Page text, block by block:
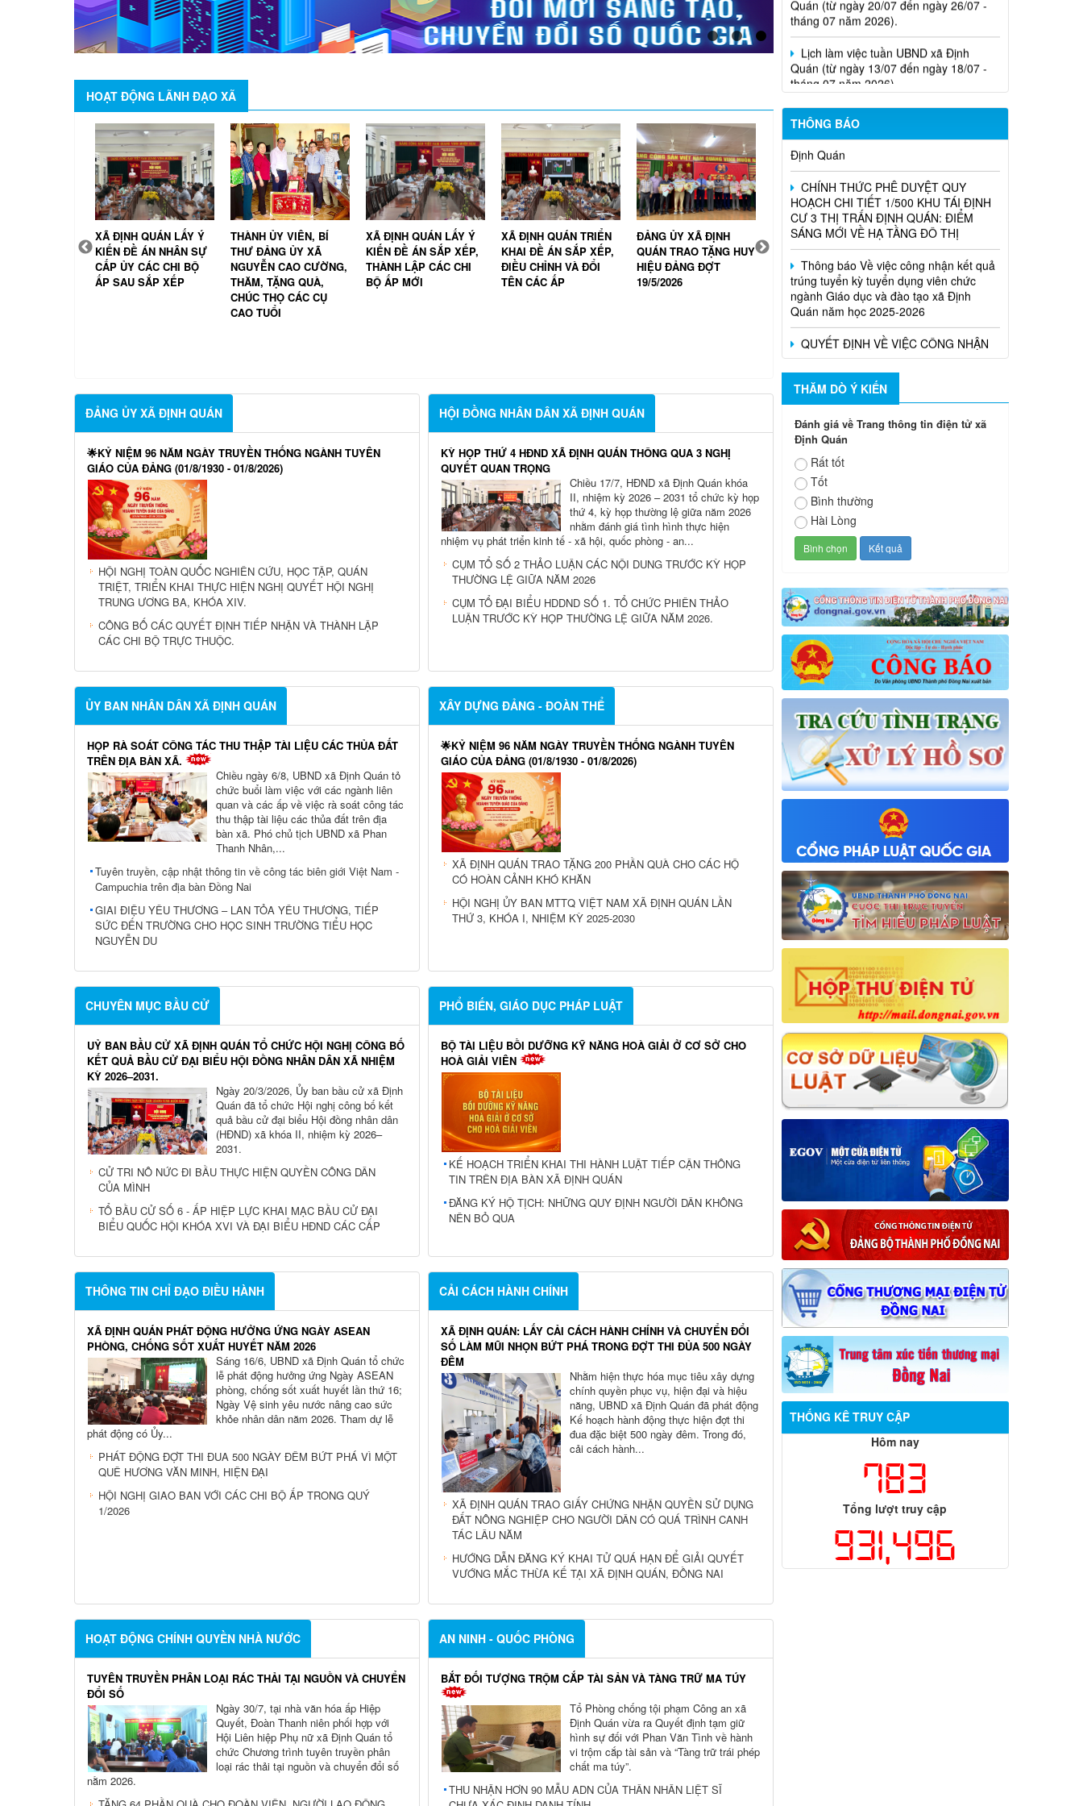
HOẠT ĐỘNG LÃNH ĐẠO XÃ
XÃ ĐỊNH QUÁN LẤY Ý
KIẾN ĐỀ ÁN NHÂN SỰ
CẤP ỦY CÁC CHI BỘ
ẤP SAU SẮP XẾP
THÀNH ỦY VIÊN, BÍ
THƯ ĐẢNG ỦY XÃ
NGUYỄN CAO CƯỜNG,
THĂM, TẶNG QUÀ,
CHÚC THỌ CÁC CỤ
CAO TUỔI
XÃ ĐỊNH QUÁN LẤY Ý
KIẾN ĐỀ ÁN SẮP XẾP,
THÀNH LẬP CÁC CHI
BỘ ẤP MỚI
XÃ ĐỊNH QUÁN TRIỂN
KHAI ĐỀ ÁN SẮP XẾP,
ĐIỀU CHỈNH VÀ ĐỔI
TÊN CÁC ẤP
ĐẢNG ỦY XÃ ĐỊNH
QUÁN TRAO TẶNG HUY
HIỆU ĐẢNG ĐỢT
19/5/2026
CẢ HỆ THỐNG CHÍNH
TRỊ VÀO CUỘC VẬN
ĐỘNG NGƯỜI DÂN
BÀN GIAO MẶT BẰNG
THỰC HIỆN DỰ ÁN
CAO TỐC DẦU GIÂY –
TÂN PHÚ
KỲ HỌP THỨ 4 HĐND
XÃ ĐỊNH QUÁN THÔNG
QUA 3 NGHỊ QUYẾT
QUAN TRỌNG
ĐẢNG ỦY XÃ ĐỊNH QUÁN
🌟KỶ NIỆM 96 NĂM NGÀY TRUYỀN THỐNG NGÀNH TUYÊN
GIÁO CỦA ĐẢNG (01/8/1930 - 01/8/2026)
HỘI NGHỊ TOÀN QUỐC NGHIÊN CỨU, HỌC TẬP, QUÁN
TRIỆT, TRIỂN KHAI THỰC HIỆN NGHỊ QUYẾT HỘI NGHỊ
TRUNG ƯƠNG BA, KHÓA XIV.
CÔNG BỐ CÁC QUYẾT ĐỊNH TIẾP NHẬN VÀ THÀNH LẬP
CÁC CHI BỘ TRỰC THUỘC.
HỘI ĐỒNG NHÂN DÂN XÃ ĐỊNH QUÁN
KỲ HỌP THỨ 4 HĐND XÃ ĐỊNH QUÁN THÔNG QUA 3 NGHỊ
QUYẾT QUAN TRỌNG
Chiều 17/7, HĐND xã Định Quán khóa
II, nhiệm kỳ 2026 – 2031 tổ chức kỳ họp
thứ 4, kỳ họp thường lệ giữa năm 2026
nhằm đánh giá tình hình thực hiện
nhiệm vụ phát triển kinh tế - xã hội, quốc phòng - an...
CỤM TỔ SỐ 2 THẢO LUẬN CÁC NỘI DUNG TRƯỚC KỲ HỌP
THƯỜNG LỆ GIỮA NĂM 2026
CỤM TỔ ĐẠI BIỂU HDDND SỐ 1. TỔ CHỨC PHIÊN THẢO
LUẬN TRƯỚC KỲ HỌP THƯỜNG LỆ GIỮA NĂM 2026.
ỦY BAN NHÂN DÂN XÃ ĐỊNH QUÁN
HỌP RÀ SOÁT CÔNG TÁC THU THẬP TÀI LIỆU CÁC THỦA ĐẤT
TRÊN ĐỊA BÀN XÃ.
Chiều ngày 6/8, UBND xã Định Quán tỏ
chức buổi làm việc với các ngành liên
quan và các ấp về việc rà soát công tác
thu thập tài liệu các thủa đất trên địa
bàn xã. Phó chủ tịch UBND xã Phan
Thanh Nhân,...
Tuyên truyền, cập nhật thông tin về công tác biên giới Việt Nam -
Campuchia trên địa bàn Đồng Nai
GIAI ĐIỆU YÊU THƯƠNG – LAN TỎA YÊU THƯƠNG, TIẾP
SỨC ĐẾN TRƯỜNG CHO HỌC SINH TRƯỜNG TIỂU HỌC
NGUYỄN DU
XÂY DỰNG ĐẢNG - ĐOÀN THỂ
🌟KỶ NIỆM 96 NĂM NGÀY TRUYỀN THỐNG NGÀNH TUYÊN
GIÁO CỦA ĐẢNG (01/8/1930 - 01/8/2026)
XÃ ĐỊNH QUÁN TRAO TẶNG 200 PHẦN QUÀ CHO CÁC HỘ
CÓ HOÀN CẢNH KHÓ KHĂN
HỘI NGHỊ ỦY BAN MTTQ VIỆT NAM XÃ ĐỊNH QUÁN LẦN
THỨ 3, KHÓA I, NHIỆM KỲ 2025-2030
CHUYÊN MỤC BẦU CỬ
UỶ BAN BẦU CỬ XÃ ĐỊNH QUÁN TỔ CHỨC HỘI NGHỊ CÔNG BỐ
KẾT QUẢ BẦU CỬ ĐẠI BIỂU HỘI ĐỒNG NHÂN DÂN XÃ NHIỆM
KỲ 2026–2031.
Ngày 20/3/2026, Ủy ban bầu cử xã Định
Quán đã tổ chức Hội nghị công bố kết
quả bầu cử đại biểu Hội đồng nhân dân
(HĐND) xã khóa II, nhiệm kỳ 2026–
2031.
CỬ TRI NÔ NỨC ĐI BẦU THỰC HIỆN QUYỀN CÔNG DÂN
CỦA MÌNH
TỔ BẦU CỬ SỐ 6 - ẤP HIỆP LỰC KHAI MẠC BẦU CỬ ĐẠI
BIỂU QUỐC HỘI KHÓA XVI VÀ ĐẠI BIỂU HĐND CÁC CẤP
PHỔ BIẾN, GIÁO DỤC PHÁP LUẬT
BỘ TÀI LIỆU BỒI DƯỠNG KỸ NĂNG HOÀ GIẢI Ở CƠ SỞ CHO
HOÀ GIẢI VIÊN
KẾ HOẠCH TRIỂN KHAI THI HÀNH LUẬT TIẾP CẬN THÔNG
TIN TRÊN ĐỊA BÀN XÃ ĐỊNH QUÁN
ĐĂNG KÝ HỘ TỊCH: NHỮNG QUY ĐỊNH NGƯỜI DÂN KHÔNG
NÊN BỎ QUA
THÔNG TIN CHỈ ĐẠO ĐIỀU HÀNH
XÃ ĐỊNH QUÁN PHÁT ĐỘNG HƯỞNG ỨNG NGÀY ASEAN
PHÒNG, CHỐNG SỐT XUẤT HUYẾT NĂM 2026
Sáng 16/6, UBND xã Định Quán tổ chức
lễ phát động hưởng ứng Ngày ASEAN
phòng, chống sốt xuất huyết lần thứ 16;
Ngày Vệ sinh yêu nước nâng cao sức
khỏe nhân dân năm 2026. Tham dự lễ
phát động có Ủy...
PHÁT ĐỘNG ĐỢT THI ĐUA 500 NGÀY ĐÊM BỨT PHÁ VÌ MỘT
QUÊ HƯƠNG VĂN MINH, HIỆN ĐẠI
HỘI NGHỊ GIAO BAN VỚI CÁC CHI BỘ ẤP TRONG QUÝ
1/2026
CẢI CÁCH HÀNH CHÍNH
XÃ ĐỊNH QUÁN: LẤY CẢI CÁCH HÀNH CHÍNH VÀ CHUYỂN ĐỔI
SỐ LÀM MŨI NHỌN BỨT PHÁ TRONG ĐỢT THI ĐỦA 500 NGÀY
ĐÊM
Nhằm hiện thực hóa mục tiêu xây dựng
chính quyền phục vụ, hiện đại và hiệu
năng, UBND xã Định Quán đã phát động
Kế hoạch hành động thực hiện đợt thi
đua đặc biệt 500 ngày đêm. Trong đó,
cải cách hành...
XÃ ĐỊNH QUÁN TRAO GIẤY CHỨNG NHẬN QUYỀN SỬ DỤNG
ĐẤT NÔNG NGHIỆP CHO NGƯỜI DÂN CÓ QUÁ TRÌNH CANH
TÁC LÂU NĂM
HƯỚNG DẪN ĐĂNG KÝ KHAI TỬ QUÁ HẠN ĐỂ GIẢI QUYẾT
VƯỚNG MẮC THỪA KẾ TẠI XÃ ĐỊNH QUÁN, ĐỒNG NAI
HOẠT ĐỘNG CHÍNH QUYỀN NHÀ NƯỚC
TUYÊN TRUYỀN PHÂN LOẠI RÁC THẢI TẠI NGUỒN VÀ CHUYỂN
ĐỔI SỐ
Ngày 30/7, tại nhà văn hóa ấp Hiệp
Quyết, Đoàn Thanh niên phối hợp với
Hội Liên hiệp Phụ nữ xã Định Quán tổ
chức Chương trình tuyên truyền phân
loại rác thải tại nguồn và chuyển đổi số
nằm 2026.
AN NINH - QUỐC PHÒNG
BẮT ĐỐI TƯỢNG TRỘM CẮP TÀI SẢN VÀ TÀNG TRỮ MA TÚY
Tổ Phòng chống tội phạm Công an xã
Định Quán vừa ra Quyết định tạm giữ
hình sự đối với Phan Văn Tình về hành
vi trộm cắp tài sản và “Tàng trữ trái phép
chất ma túy”.
THU NHẬN HƠN 90 MẪU ADN CỦA THÂN NHÂN LIỆT SĨ
Lịch làm việc tuần UBND xã Định
Quán (từ ngày 13/07 đến ngày 18/07 -
tháng 07 năm 2026).
THÔNG BÁO
Nghị Quyết Về việc sắp xếp, điều
Định Quán
CHÍNH THỨC PHÊ DUYỆT QUY
HOẠCH CHI TIẾT 1/500 KHU TÁI ĐỊNH
CƯ 3 THỊ TRẤN ĐỊNH QUÁN: ĐIỂM
SÁNG MỚI VỀ HẠ TẦNG ĐÔ THỊ
Thông báo Về việc công nhận kết quả
trúng tuyển kỳ tuyển dụng viên chức
ngành Giáo dục và đào tạo xã Định
Quán năm học 2025-2026
QUYẾT ĐỊNH VỀ VIỆC CÔNG NHẬN
KẾT QUẢ TUYỂN DỤNG VIÊN CHỨC
NGÀNH GIÁO DỤC VÀ ĐÀO TẠO XÃ
ĐỊNH QUÁN NĂM HỌC 2025-2026
THĂM DÒ Ý KIẾN
Đánh giá về Trang thông tin điện tử xã
Định Quán
Rất tốt
Tốt
Bình thường
Hài Lòng
THỐNG KÊ TRUY CẬP
Hôm nay
783
Tổng lượt truy cập
931,496